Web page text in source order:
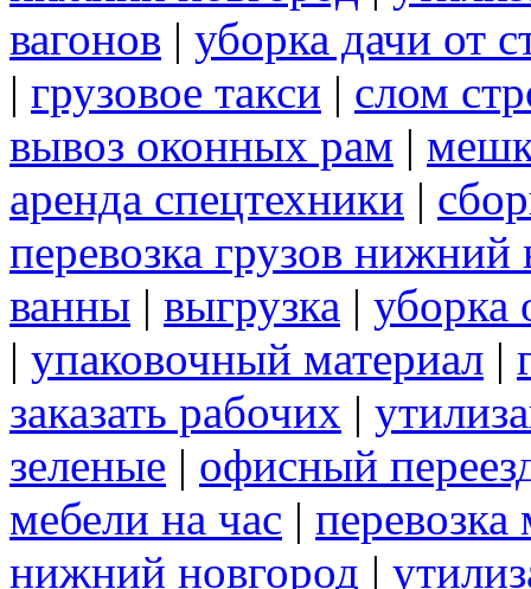
вагонов | уборка дачи от
| грузовое такси | слом
вывоз оконных рам |
аренда спецтехники |
перевозка грузов нижний
ванны | выгрузка | уборка
| упаковочный материал |
заказать рабочих |
зеленые | офисный
мебели на час |
нижний новгород |